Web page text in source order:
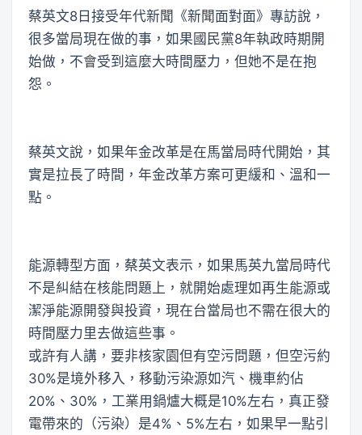
蔡英文8日接受年代新聞《新聞面對面》專訪說，
很多當局現在做的事，如果國民黨8年執政時期開
始做，不會受到這麼大時間壓力，但她不是在抱
怨。
蔡英文說，如果年金改革是在馬當局時代開始，其
實是拉長了時間，年金改革方案可更緩和、溫和一
點。
能源轉型方面，蔡英文表示，如果馬英九當局時代
不是糾結在核能問題上，就開始處理如再生能源或
潔淨能源開發與投資，現在台當局也不需在很大的
時間壓力里去做這些事。
或許有人講，要非核家園但有空污問題，但空污約
30%是境外移入，移動污染源如汽、機車約佔
20%、30%，工業用鍋爐大概是10%左右，真正發
電帶來的（污染）是4%、5%左右，如果早一點引